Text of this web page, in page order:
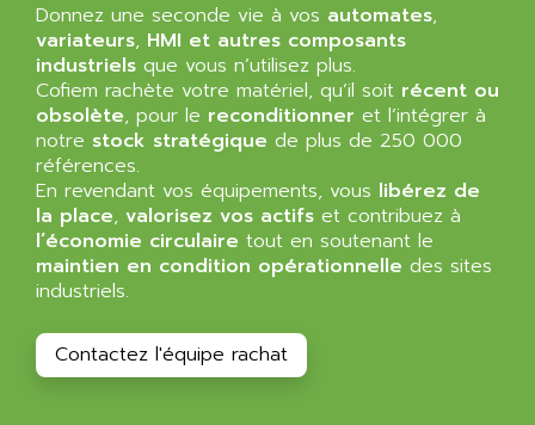
Donnez une seconde vie à vos automates,
variateurs, HMI et autres composants
industriels que vous n’utilisez plus.
Cofiem rachète votre matériel, qu’il soit récent ou
obsolète, pour le reconditionner et l’intégrer à
notre stock stratégique de plus de 250 000
références.
En revendant vos équipements, vous libérez de
la place, valorisez vos actifs et contribuez à
l’économie circulaire tout en soutenant le
maintien en condition opérationnelle des sites
industriels.
Contactez l'équipe rachat